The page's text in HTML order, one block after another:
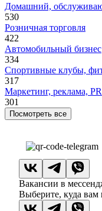
Домашний,
530
Розничная торговля
422
Автомобильный бизнес
334
Спортивные клубы,
317
Маркетинг, реклама, PR
301
Посмотреть все
Вакансии в
Выберите, куда вам